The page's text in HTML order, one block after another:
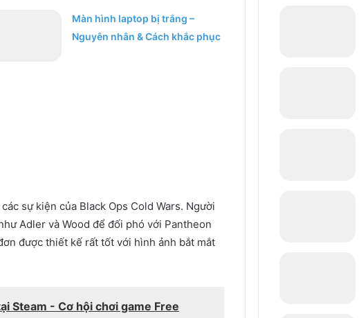
Màn hình laptop bị trắng –
Nguyên nhân & Cách khắc phục
sự kiện của Black Ops Cold Wars. Người
Adler và Wood để đối phó với Pantheon
được thiết kế rất tốt với hình ảnh bắt mắt
Steam - Cơ hội chơi game Free